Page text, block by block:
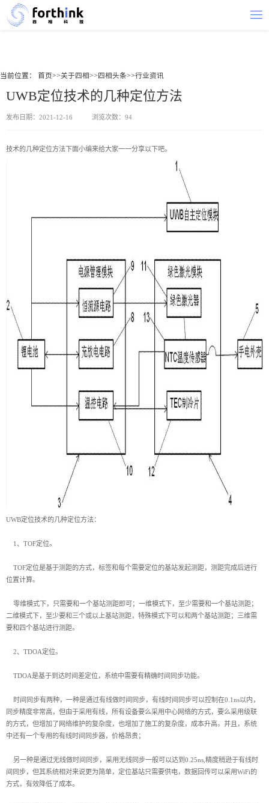
当前位置： 首页>>关于四相>> 四相头条>>行业资讯
UWB定位技术的几种定位方法
发布日期：2021-12-16 浏览次数：94
技术的几种定位方法下面小编来给大家一一分享以下吧。
UWB定位技术的几种定位方法：
1、TOF定位。
TOF定位是基于测距的方式，标签和每个需要定位的基站发起测距，测距完成后进行
位置计算。
零维模式下，只需要和一个基站测距即可；一维模式下，至少需要和一个基站测距；
二维模式下，至少要和三个或以上基站测距，特殊模式下可以和两个基站测距；三维需
要和四个基站进行测距。
2、TDOA定位。
TDOA是基于到达时间差定位，系统中需要有精确时间同步功能。
时间同步有两种，一种是通过有线做时间同步，有线时间同步可以控制在0.1ns以内，
同步精度非常高，但由于采用有线，所有设备要么采用中心网络的方式，要么采用级联
的方式，但增加了网络维护的复杂度，也增加了施工的复杂度，成本升高。并且，系统
中还有一个专用的有线时间同步器，价格昂贵；
另一种是通过无线做时间同步，采用无线同步一般可以达到0.25ns,精度稍逊于有线时
间同步，但其系统相对来说更为简单，定位基站只需要供电，数据回传可以采用WiFi的
方式，有效降低了成本。